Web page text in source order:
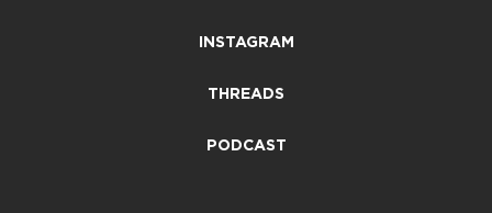
INSTAGRAM
THREADS
PODCAST